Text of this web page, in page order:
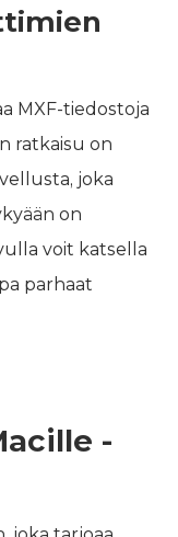
MXF-tiedostoja
ratkaisu on
joka
on
voit katsella
parhaat
-